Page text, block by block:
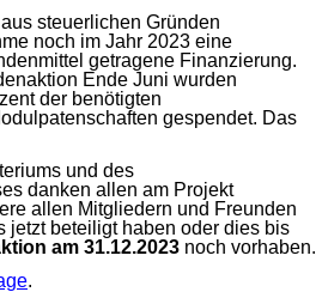
steuerlichen Gründen
noch im Jahr 2023 eine
getragene Finanzierung.
Ende Juni wurden
der benötigten
gespendet. Das
und des
danken allen am Projekt
allen Mitgliedern und Freunden
jetzt beteiligt haben oder dies bis
am 31.12.2023 noch vorhaben.
.